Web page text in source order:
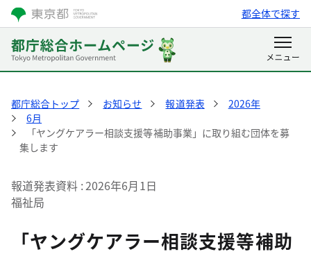
都全体で探す
都庁総合トップ お知らせ 報道発表
2026年
6月
「ヤングケアラー相談支援等補助事業」に取り組む団体を募
集します
報道発表資料 2026年6月1日
福祉局
「ヤングケアラー相談支援等補助